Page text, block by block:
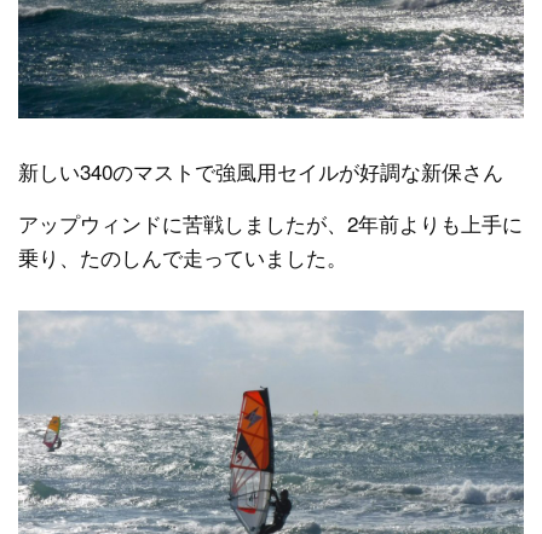
新しい340のマストで強風用セイルが好調な新保さん
アップウィンドに苦戦しましたが、2年前よりも上手に
乗り、たのしんで走っていました。